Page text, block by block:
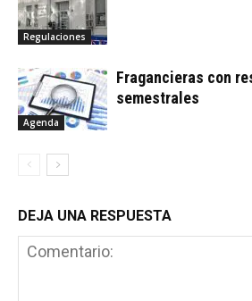
Regulaciones
Agenda
Fragancieras con
semestrales
DEJA UNA RESPUESTA